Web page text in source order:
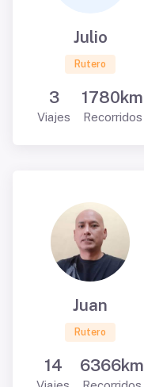
Julio
Rutero
3
Viajes
1780km
Recorridos
Juan
Rutero
14 6366km